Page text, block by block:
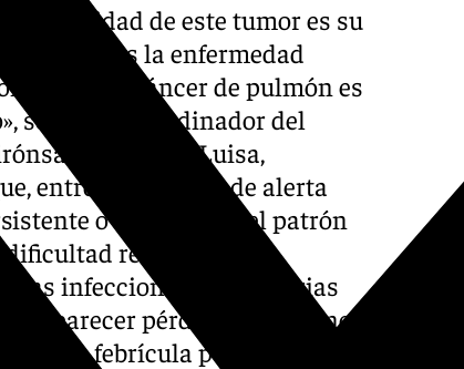
de letalidad de este tumor es su
iniciales la enfermedad
del cáncer de pulmón es
señala el coordinador del
Infanta Luisa,
entre las señales de alerta
o cambios en el patrón
respiratoria
o las infecciones respiratorias
aparecer pérdida de peso no
o febrícula persistente.